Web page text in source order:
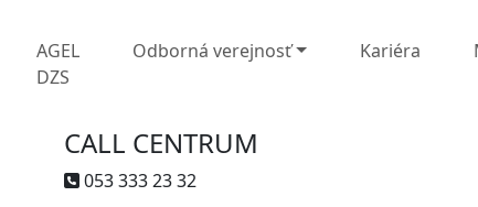
AGEL
DZS
Odborná verejnosť Kariéra
CALL CENTRUM
053 333 23 32